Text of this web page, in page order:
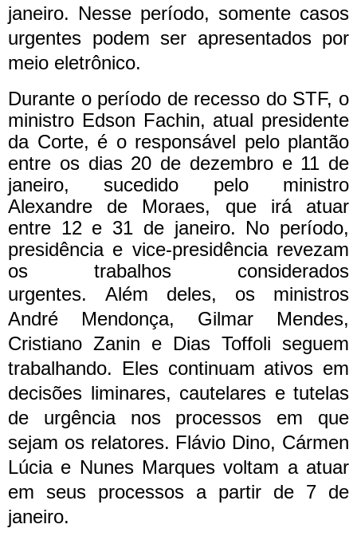
janeiro. Nesse período, somente casos
urgentes podem ser apresentados por
meio eletrônico.
Durante o período de recesso do STF, o
ministro Edson Fachin, atual presidente
da Corte, é o responsável pelo plantão
entre os dias 20 de dezembro e 11 de
janeiro, sucedido pelo ministro
Alexandre de Moraes, que irá atuar
entre 12 e 31 de janeiro. No período,
presidência e vice-presidência revezam
os trabalhos considerados
urgentes. Além deles, os ministros
André Mendonça, Gilmar Mendes,
Cristiano Zanin e Dias Toffoli seguem
trabalhando. Eles continuam ativos em
decisões liminares, cautelares e tutelas
de urgência nos processos em que
sejam os relatores. Flávio Dino, Cármen
Lúcia e Nunes Marques voltam a atuar
em seus processos a partir de 7 de
janeiro.